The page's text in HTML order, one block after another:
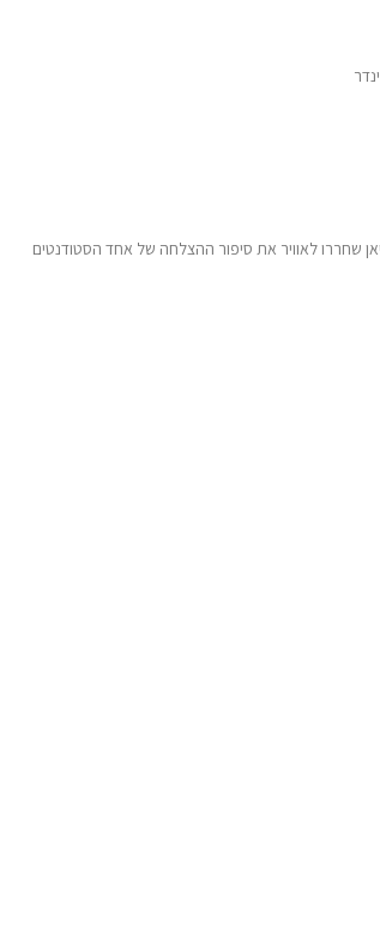
שחררו לאוויר את סיפור ההצלחה של אחד הסטודנטים